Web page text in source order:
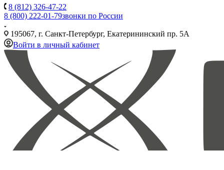
8 (812) 326-47-22
8 (800) 222-01-79звонки по России
195067, г. Санкт-Петербург, Екатерининский пр. 5А
Войти в личный кабинет